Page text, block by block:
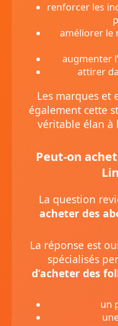
renforcer les
améliorer le
augmenter
attirer
Les marques et
également cette
véritable élan à
Peut-on
La question
acheter des
La réponse est
spécialisés
d’acheter des
un